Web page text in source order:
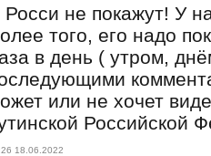
Росси не покажут! У
того, его надо
в день ( утром,
или не хочет
Российской
18.06.2022